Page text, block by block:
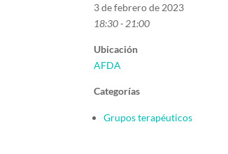
3 de febrero de 2023
18:30 - 21:00
Ubicación
AFDA
Categorías
Grupos terapéuticos